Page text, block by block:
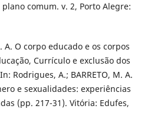
comum. v. 2, Porto Alegre:
A. O corpo educado e os corpos
Currículo e exclusão dos
Rodrigues, A.; BARRETO, M. A.
e sexualidades: experiências
(pp. 217-31). Vitória: Edufes,